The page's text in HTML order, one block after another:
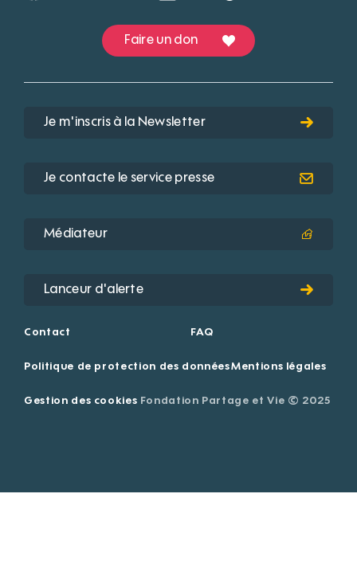
Faire un don
Je m'inscris à la Newsletter
Je contacte le service presse
Médiateur
Lanceur d'alerte
Contact FAQ
Politique de protection des donnéesMentions légales
Gestion des cookies Fondation Partage et Vie © 2025